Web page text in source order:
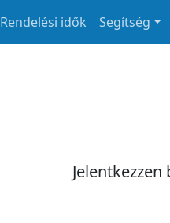
Rendelési idők Segítség